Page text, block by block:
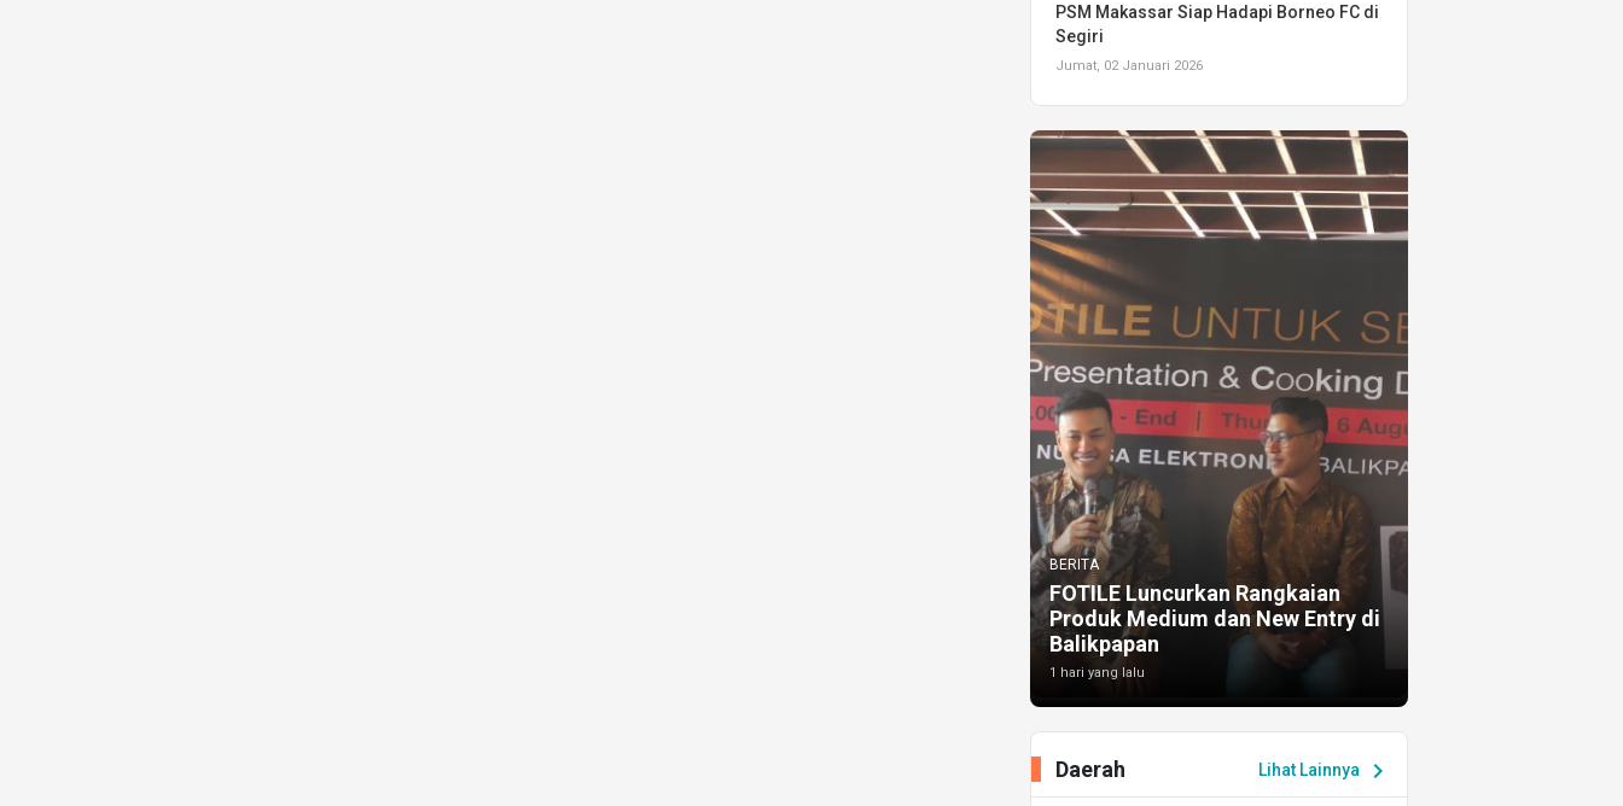
PSM Makassar Siap Hadapi Borneo FC di
Segiri
Jumat, 02 Januari 2026
BERITA
FOTILE Luncurkan Rangkaian
Produk Medium dan New Entry di
Balikpapan
1 hari yang lalu
Lihat Lainnya chevron_right
Daerah